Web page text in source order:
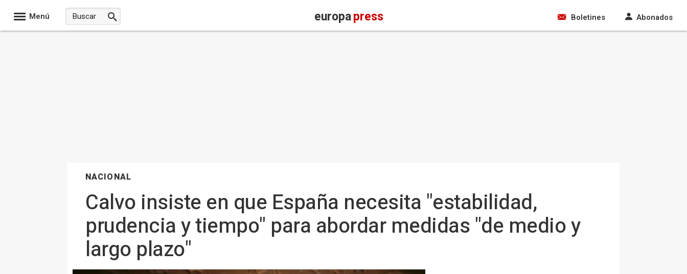
Menú europapress Boletines Abonados
NACIONAL
Calvo insiste en que España necesita "estabilidad,
prudencia y tiempo" para abordar medidas "de medio y
largo plazo"